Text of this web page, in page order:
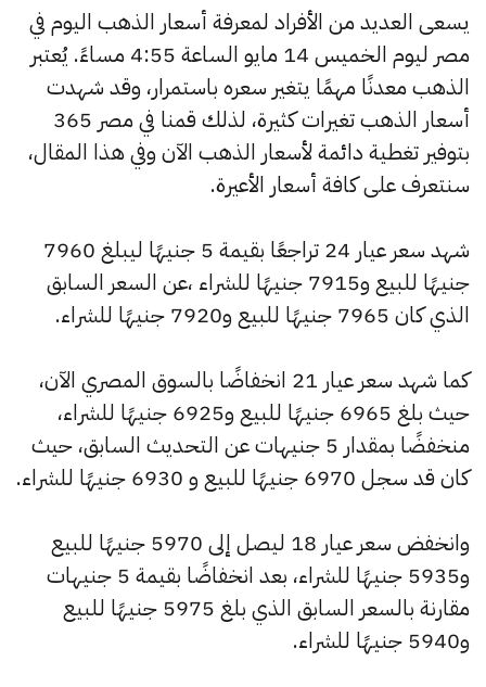
يسعى العديد من الأفراد لمعرفة أسعار الذهب اليوم في
مصر ليوم الخميس 14 مايو الساعة 4:55 مساءً. يُعتبر
الذهب معدنًا مهمًا يتغير سعره باستمرار، وقد شهدت
أسعار الذهب تغيرات كثيرة، لذلك قمنا في مصر 365
بتوفير تغطية دائمة لأسعار الذهب الآن وفي هذا المقال،
سنتعرف على كافة أسعار الأعيرة.
شهد سعر عيار 24 تراجعًا بقيمة 5 جنيهًا ليبلغ 7960
جنيهًا للبيع و7915 جنيهًا للشراء ،عن السعر السابق
الذي كان 7965 جنيهًا للبيع و7920 جنيهًا للشراء.
كما شهد سعر عيار 21 انخفاضًا بالسوق المصري الآن،
حيث بلغ 6965 جنيهًا للبيع و6925 جنيهًا للشراء،
منخفضًا بمقدار 5 جنيهات عن التحديث السابق، حيث
كان قد سجل 6970 جنيهًا للبيع و 6930 جنيهًا للشراء.
وانخفض سعر عيار 18 ليصل إلى 5970 جنيهًا للبيع
و5935 جنيهًا للشراء، بعد انخفاضًا بقيمة 5 جنيهات
مقارنة بالسعر السابق الذي بلغ 5975 جنيهًا للبيع
و5940 جنيهًا للشراء.